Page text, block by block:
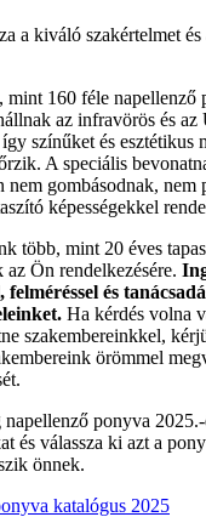
a kiváló szakértelmet és
mint 160 féle napellenző
az infravörös és
színűket és esztétikus
A speciális
nem gombásodnak, nem
képességekkel
több, mint 20 éves
Ön rendelkezésére.
felméréssel és
Ha kérdés volna
szakembereinkkel,
örömmel
napellenző ponyva
és válassza ki azt a
önnek.
katalógus 2025